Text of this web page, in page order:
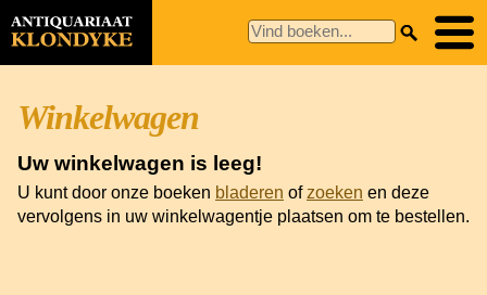
Winkelwagen
Uw winkelwagen is leeg!
U kunt door onze boeken bladeren of zoeken en deze
vervolgens in uw winkelwagentje plaatsen om te bestellen.